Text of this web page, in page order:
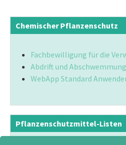
Chemischer Pflanzenschutz
Fachbewilligung für die
Abdrift und
WebApp Standard
Pflanzenschutzmittel-Listen